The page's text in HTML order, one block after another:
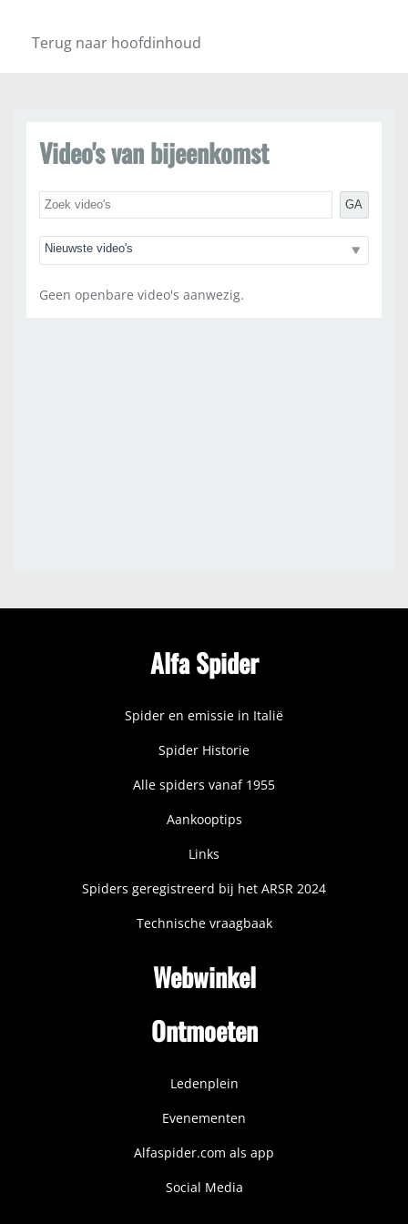
Terug naar hoofdinhoud
Video's van bijeenkomst
GA
Geen openbare video's aanwezig.
Alfa Spider
Spider en emissie in Italië
Spider Historie
Alle spiders vanaf 1955
Aankooptips
Links
Spiders geregistreerd bij het ARSR 2024
Technische vraagbaak
Webwinkel
Ontmoeten
Ledenplein
Evenementen
Alfaspider.com als app
Social Media